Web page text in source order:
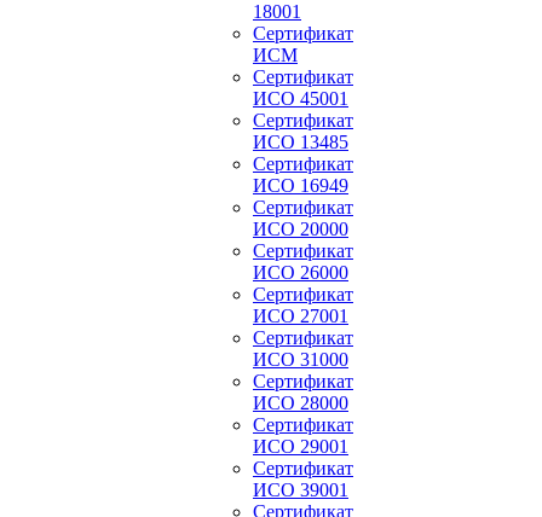
18001
Сертификат
ИСМ
Сертификат
ИСО 45001
Сертификат
ИСО 13485
Сертификат
ИСО 16949
Сертификат
ИСО 20000
Сертификат
ИСО 26000
Сертификат
ИСО 27001
Сертификат
ИСО 31000
Сертификат
ИСО 28000
Сертификат
ИСО 29001
Сертификат
ИСО 39001
Сертификат